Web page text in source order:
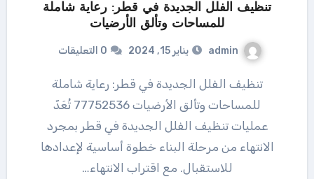
تنظيف الفلل الجديدة في قطر: رعاية شاملة
للمساحات وتألق الأرضيات
admin يناير 15, 2024 0 التعليقات
تنظيف الفلل الجديدة في قطر: رعاية شاملة
للمساحات وتألق الأرضيات 77752536 تُعَدّ
عمليات تنظيف الفلل الجديدة في قطر بمجرد
الانتهاء من مرحلة البناء خطوة أساسية لإعدادها
للاستقبال. مع اقتراب الانتهاء…